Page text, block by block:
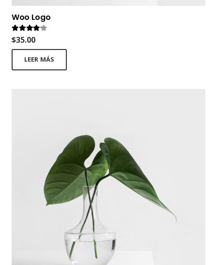
Woo Logo
Valorado en
$35.00
LEER MÁS